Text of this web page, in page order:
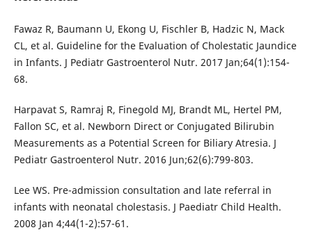
Fawaz R, Baumann U, Ekong U, Fischler B, Hadzic N, Mack
CL, et al. Guideline for the Evaluation of Cholestatic Jaundice
in Infants. J Pediatr Gastroenterol Nutr. 2017 Jan;64(1):154-
68.
Harpavat S, Ramraj R, Finegold MJ, Brandt ML, Hertel PM,
Fallon SC, et al. Newborn Direct or Conjugated Bilirubin
Measurements as a Potential Screen for Biliary Atresia. J
Pediatr Gastroenterol Nutr. 2016 Jun;62(6):799-803.
Lee WS. Pre-admission consultation and late referral in
infants with neonatal cholestasis. J Paediatr Child Health.
2008 Jan 4;44(1-2):57-61.